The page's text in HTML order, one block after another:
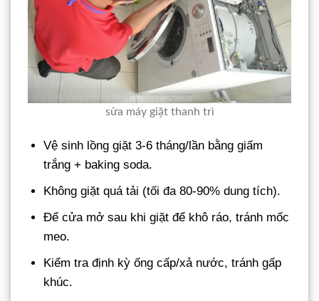
sửa máy giặt thanh trì
Vệ sinh lồng giặt 3-6 tháng/lần bằng giấm
trắng + baking soda.
Không giặt quá tải (tối đa 80-90% dung tích).
Để cửa mở sau khi giặt để khô ráo, tránh mốc
meo.
Kiểm tra định kỳ ống cấp/xả nước, tránh gấp
khúc.